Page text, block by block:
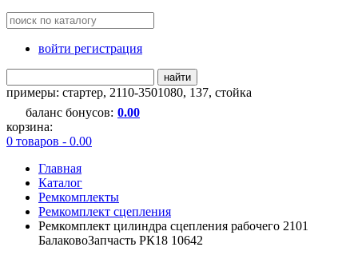
войти регистрация
найти
примеры: стартер, 2110-3501080, 137, стойка
баланс бонусов: 0.00
корзина:
0 товаров - 0.00
Главная
Каталог
Ремкомплекты
Ремкомплект сцепления
Ремкомплект цилиндра сцепления рабочего 2101
БалаковоЗапчасть РК18 10642